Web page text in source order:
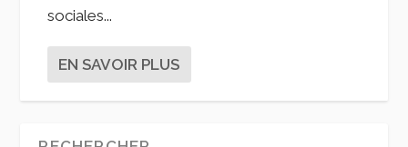
sociales...
EN SAVOIR PLUS